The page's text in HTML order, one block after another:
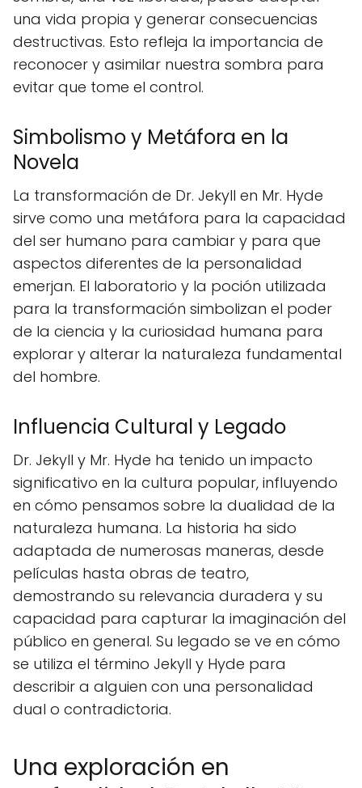
una vida propia y generar consecuencias
destructivas. Esto refleja la importancia de
reconocer y asimilar nuestra sombra para
evitar que tome el control.
Simbolismo y Metáfora en la
Novela
La transformación de Dr. Jekyll en Mr. Hyde
sirve como una metáfora para la capacidad
del ser humano para cambiar y para que
aspectos diferentes de la personalidad
emerjan. El laboratorio y la poción utilizada
para la transformación simbolizan el poder
de la ciencia y la curiosidad humana para
explorar y alterar la naturaleza fundamental
del hombre.
Influencia Cultural y Legado
Dr. Jekyll y Mr. Hyde ha tenido un impacto
significativo en la cultura popular, influyendo
en cómo pensamos sobre la dualidad de la
naturaleza humana. La historia ha sido
adaptada de numerosas maneras, desde
películas hasta obras de teatro,
demostrando su relevancia duradera y su
capacidad para capturar la imaginación del
público en general. Su legado se ve en cómo
se utiliza el término Jekyll y Hyde para
describir a alguien con una personalidad
dual o contradictoria.
Una exploración en